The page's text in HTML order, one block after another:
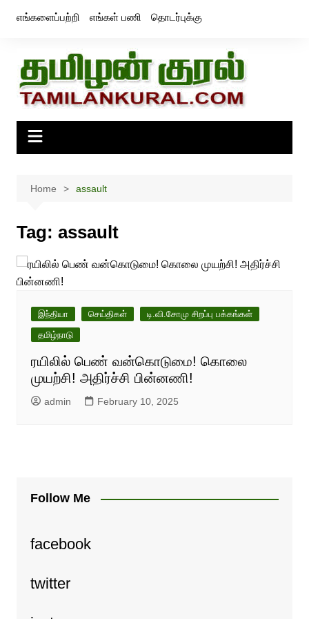
எங்களைப்பற்றி எங்கள் பணி தொடர்புக்கு
Home assault
Tag: assault
இந்தியா செய்திகள்
டி.வி.சோமு சிறப்பு பக்கங்கள்
தமிழ்நாடு
ரயிலில் பெண் வன்கொடுமை! கொலை
முயற்சி! அதிர்ச்சி பின்னணி!
admin February 10, 2025
Follow Me
facebook
twitter